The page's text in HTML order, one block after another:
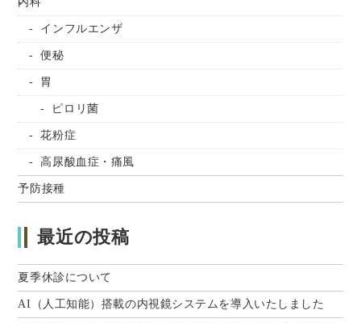
インフルエンザ
便秘
胃
ピロリ菌
花粉症
高尿酸血症・痛風
予防接種
最近の投稿
夏季休診について
AI（人工知能）搭載の内視鏡システムを導入いたしました